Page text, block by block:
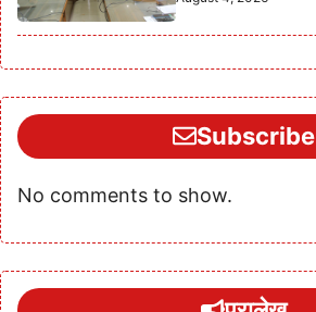
Subscribe
No comments to show.